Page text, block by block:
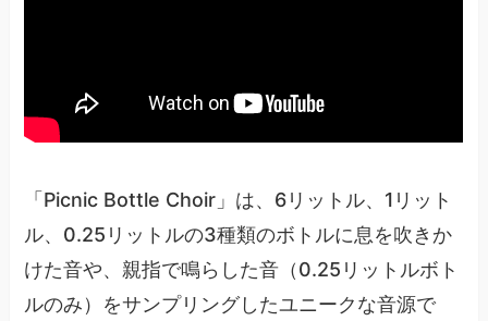
「Picnic Bottle Choir」は、6リットル、1リット
ル、0.25リットルの3種類のボトルに息を吹きか
けた音や、親指で鳴らした音（0.25リットルボト
ルのみ）をサンプリングしたユニークな音源で